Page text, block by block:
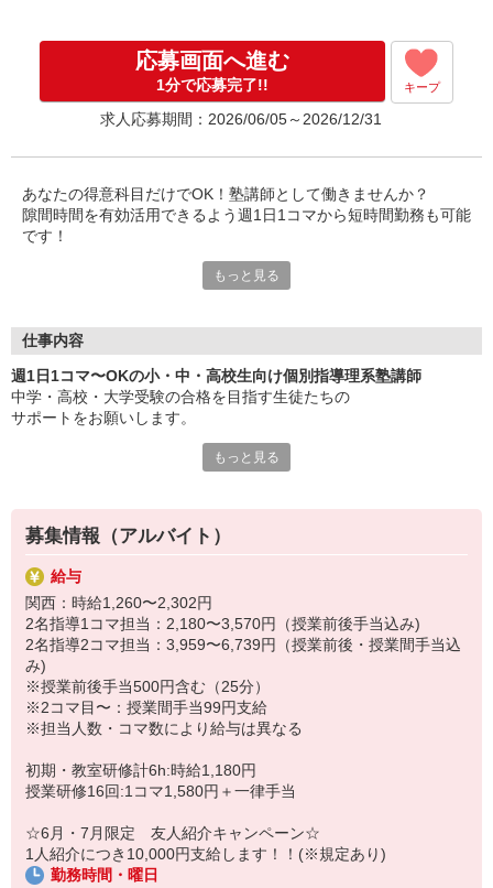
※授業前後手当500円含む（25分）
※2コマ目〜：授業間手当99円支給
※担当人数・コマ数により給与は異なる
初期・教室研修計6h:時給1,180円
☆6月・7月限定 友人紹介キャンペーン☆
1人紹介につき10,000円支給します！！(※規定あり)
応募画面へ進む
1分で応募完了!! キープ
求人応募期間：2026/06/05～2026/12/31
あなたの得意科目だけでOK！塾講師として働きませんか？
隙間時間を有効活用できるよう週1日1コマから短時間勤務も可能
です！
「自分にもできるかな？」なんて心配はいりませんよ。
もちろん資格なども不要です。無資格OK！
丁寧な研修をご用意しているので、安心してご応募ください。
みなさんが「わかりやすい授業」が出来るようになります☆
自分のことのように感じられる
貴重な経験ができますよ。
生徒を育て、自分も育てられるお仕事です。
【活躍している方】
■主婦・主夫活躍中（扶養控除内勤務の方も多数！）
■大学生活躍中
■大学院生活躍中
せっかくバイトするなら、安心の「フリーステップ」で！
★7/29（水）〜8/21（金）は朝から勤務可能！
9時50分〜21時40分の間で好きな時間に勤務できます！
もっと見る
仕事内容
週1日1コマ〜OKの小・中・高校生向け個別指導理系塾講師
中学・高校・大学受験の合格を目指す生徒たちの
サポートをお願いします。
教えることができるので手ごたえも違います。
また生徒と接する時間が長いので、交流も深まり、
「先生、先生」と慕ってくれます。
生徒たちの心に一生残る先生になれますよ。
生徒たちの成長を身近に感じながら、
受験合格と言う大きな目標に向かって
一緒に頑張りましょう。
■SDGsの目標達成へ向けた活動
れ、国連加盟193か国が2016年から2030年の15年間で達成するため
に掲げた目標です。
いる「生徒だけでなく講師の健全な成長と学びの支援」を行い、世
界で活躍できる人材の育成と豊かで平和な社会づくりに貢献してい
きます。
もっと見る
募集情報（アルバイト）
給与
関西：時給1,260〜2,302円
2名指導1コマ担当：2,180〜3,570円（授業前後手当込み)
2名指導2コマ担当：3,959〜6,739円（授業前後・授業間手当込
み)
※授業前後手当500円含む（25分）
※2コマ目〜：授業間手当99円支給
※担当人数・コマ数により給与は異なる
初期・教室研修計6h:時給1,180円
授業研修16回:1コマ1,580円＋一律手当
☆6月・7月限定 友人紹介キャンペーン☆
1人紹介につき10,000円支給します！！(※規定あり)
勤務時間・曜日